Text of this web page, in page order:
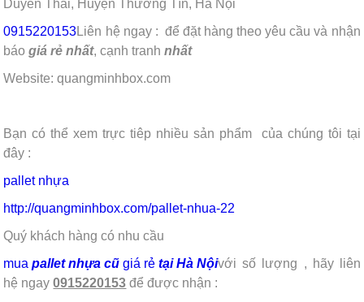
Duyên Thái, Huyện Thường Tín, Hà Nội
Liên hệ ngay :
0915220153
để đặt hàng theo yêu cầu và nhận
báogiá rẻ nhất, cạnh tranhnhất
Website: quangminhbox.com
Bạn có thể xem trực tiêp nhiều sản phẩm của chúng tôi tại
đây :
pallet nhựa
http://quangminhbox.com/pallet-nhua-22
Quý khách hàng có nhu cầu
muapallet nhựa cũ giá rẻtại Hà Nộivới số lượng , hãy liên
hệ ngay0915220153 để được nhận :